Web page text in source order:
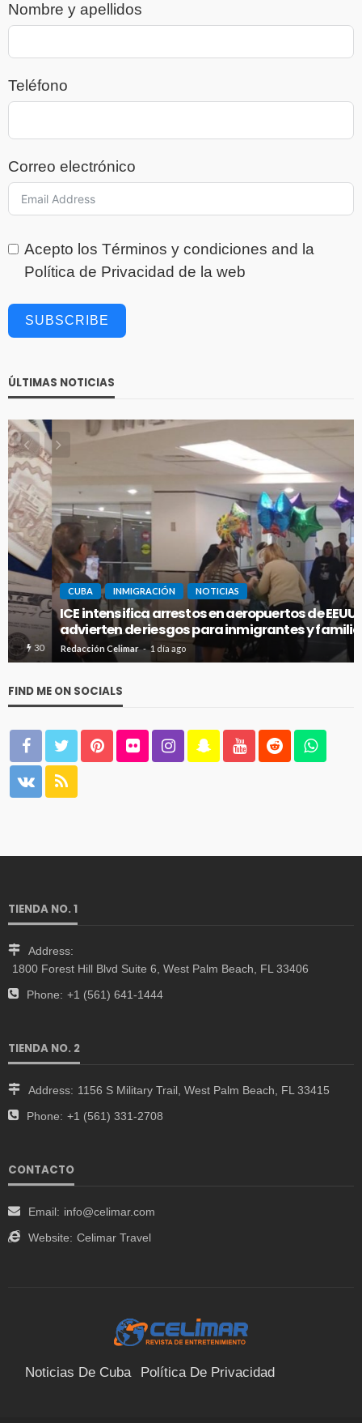
Nombre y apellidos
Teléfono
Correo electrónico
Acepto los Términos y condiciones and la
Política de Privacidad de la web
SUBSCRIBE
ÚLTIMAS NOTICIAS
CUBA INMIGRACIÓN NOTICIAS
ICE intensifica arrestos en aeropuertos de EEUU y
advierten de riesgos para inmigrantes y familiares
Redacción Celimar 1 día ago 26
FIND ME ON SOCIALS
TIENDA NO. 1
Address:
1800 Forest Hill Blvd Suite 6, West Palm Beach, FL 33406
Phone: +1 (561) 641-1444
TIENDA NO. 2
Address: 1156 S Military Trail, West Palm Beach, FL 33415
Phone: +1 (561) 331-2708
CONTACTO
Email: info@celimar.com
Website: Celimar Travel
Noticias De Cuba Política De Privacidad